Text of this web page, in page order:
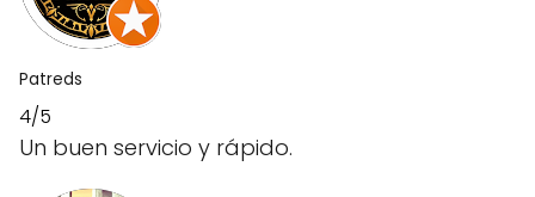
Patreds
4/5
Un buen servicio y rápido.